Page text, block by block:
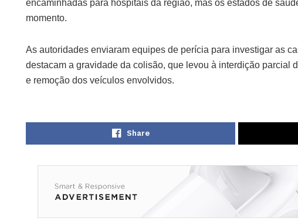
encaminhadas para hospitais da região, mas os estados de
momento.
As autoridades enviaram equipes de perícia para investigar as
destacam a gravidade da colisão, que levou à interdição parcial
e remoção dos veículos envolvidos.
Share